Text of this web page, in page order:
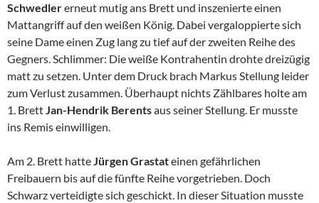
Schwedlererneut mutig ans Brett und inszenierte einen
Mattangriff auf den weißen König. Dabei vergaloppierte sich
seine Dame einen Zug lang zu tief auf der zweiten Reihe des
Gegners. Schlimmer: Die weiße Kontrahentin drohte dreizügig
matt zu setzen. Unter dem Druck brach Markus Stellung leider
zum Verlust zusammen. Überhaupt nichts Zählbares holte am
1. BrettJan-Hendrik Berentsaus seiner Stellung. Er musste
ins Remis einwilligen.
Am 2. Brett hatteJürgen Grastateinen gefährlichen
Freibauern bis auf die fünfte Reihe vorgetrieben. Doch
Schwarz verteidigte sich geschickt. In dieser Situation musste